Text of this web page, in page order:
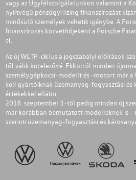
vagy az Ügyfélszolgálatunkon valamint a
nyíltvégű pénzügyi lízing finanszírozást
minősülő személyek vehetik igénybe. A
finanszírozás közvetítőjeként a Porsche
el.
Az új WLTP-ciklus a jogszabályi előírások
től válik kötelezővé. Ekkortól minden
személygépkocsi-modellt és -motort már a
kell gyártóiknak üzemanyag-fogyasztási és
értékekkel ellátni.
2018. szeptember 1-től pedig minden új
már korábban bemutatott modelleknek is -
szerinti üzemanyag-fogyasztási és